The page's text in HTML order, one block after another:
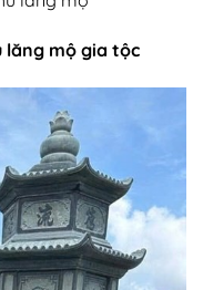
lăng mộ gia tộc